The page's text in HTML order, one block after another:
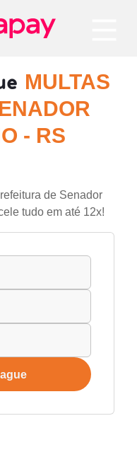
MULTAS
- RS
de Senador
tudo em até 12x!